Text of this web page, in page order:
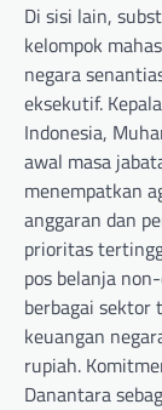
Di sisi lain,
kelompok
negara
eksekutif.
Indonesia,
awal masa
menempatkan
anggaran dan
prioritas
pos belanja
berbagai
keuangan
rupiah.
Danantara